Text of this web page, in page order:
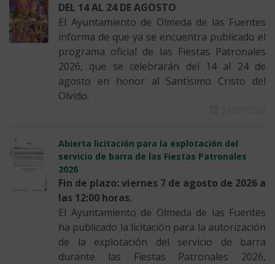
DEL 14 AL 24 DE AGOSTO
El Ayuntamiento de Olmeda de las Fuentes
informa de que ya se encuentra publicado el
programa oficial de las Fiestas Patronales
2026, que se celebrarán del 14 al 24 de
agosto en honor al Santísimo Cristo del
Olvido.
Abierta licitación para la explotación del
servicio de barra de las Fiestas Patronales
2026
Fin de plazo: viernes 7 de agosto de 2026 a
las 12:00 horas.
El Ayuntamiento de Olmeda de las Fuentes
ha publicado la licitación para la autorización
de la explotación del servicio de barra
durante las Fiestas Patronales 2026,